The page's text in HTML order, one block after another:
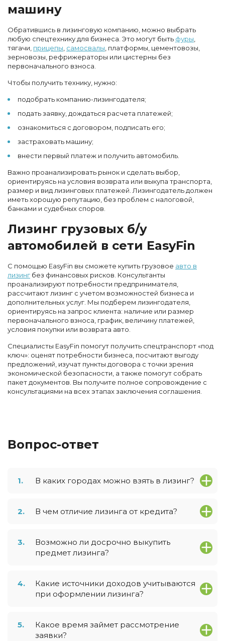
машину
Обратившись в лизинговую компанию, можно выбрать
любую спецтехнику для бизнеса. Это могут быть фуры,
тягачи, прицепы, самосвалы, платформы, цементовозы,
зерновозы, рефрижераторы или цистерны без
первоначального взноса.
Чтобы получить технику, нужно:
подобрать компанию-лизингодателя;
подать заявку, дождаться расчета платежей;
ознакомиться с договором, подписать его;
застраховать машину;
внести первый платеж и получить автомобиль.
Важно проанализировать рынок и сделать выбор,
ориентируясь на условия возврата или выкупа транспорта,
размер и вид лизинговых платежей. Лизингодатель должен
иметь хорошую репутацию, без проблем с налоговой,
банками и судебных споров.
Лизинг грузовых б/у
автомобилей в сети EasyFin
С помощью EasyFin вы сможете купить грузовое авто в
лизинг без финансовых рисков. Консультанты
проанализируют потребности предпринимателя,
рассчитают лизинг с учетом возможностей бизнеса и
дополнительных услуг. Мы подберем лизингодателя,
ориентируясь на запрос клиента: наличие или размер
первоначального взноса, график, величину платежей,
условия покупки или возврата авто.
Специалисты EasyFin помогут получить спецтранспорт «под
ключ»: оценят потребности бизнеса, посчитают выгоду
предложений, изучат пункты договора с точки зрения
экономической безопасности, а также помогут собрать
пакет документов. Вы получите полное сопровождение с
консультациями на всех этапах заключения соглашения.
Вопрос-ответ
1. В каких городах можно взять в лизинг?
2. В чем отличие лизинга от кредита?
3.
Возможно ли досрочно выкупить
предмет лизинга?
4.
Какие источники доходов учитываются
при оформлении лизинга?
5.
Какое время займет рассмотрение
заявки?